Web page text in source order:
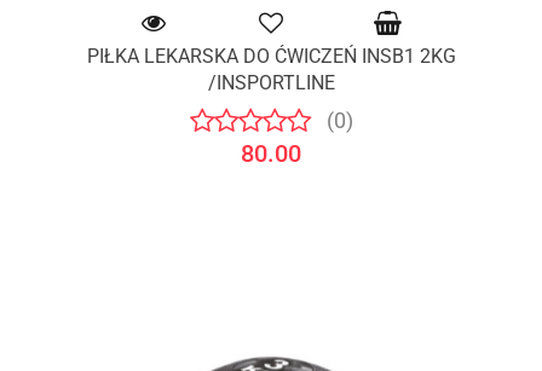
PIŁKA LEKARSKA DO ĆWICZEŃ INSB1 2KG
/INSPORTLINE
(0)
80.00